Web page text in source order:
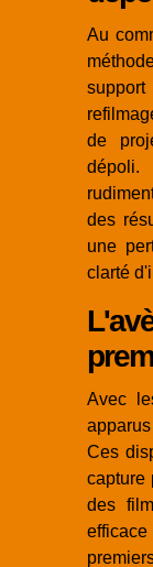
Au
de
des
une
clarté
Avec
Ces
capture
des